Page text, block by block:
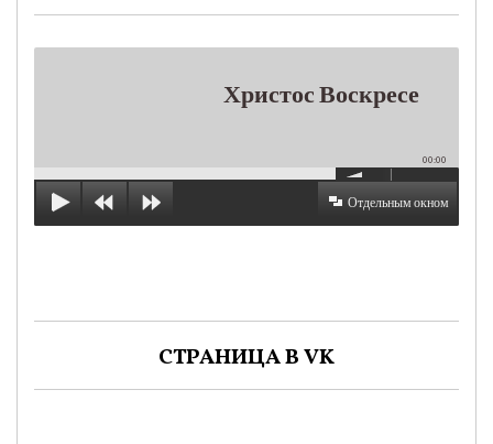
Христос Воскресе
00:00
Отдельным окном
СТРАНИЦА В VK